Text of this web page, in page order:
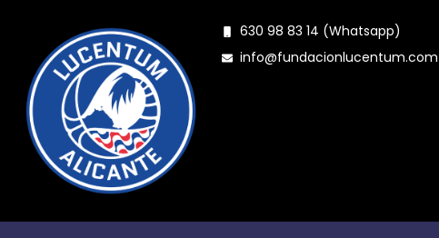
contenido
630 98 83 14 (Whatsapp)
info@fundacionlucentum.com